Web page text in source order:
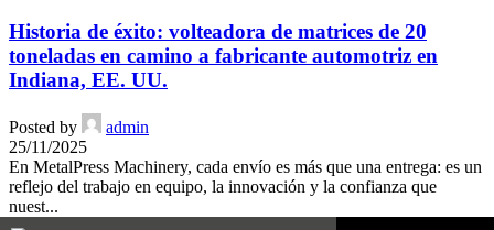
Historia de éxito: volteadora de matrices de 20
toneladas en camino a fabricante automotriz en
Indiana, EE. UU.
Posted by
admin
25/11/2025
En MetalPress Machinery, cada envío es más que una entrega: es un
reflejo del trabajo en equipo, la innovación y la confianza que
nuest...